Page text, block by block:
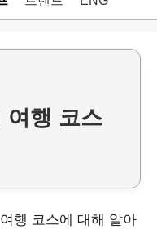
여행 코스
행 코스에 대해 알아